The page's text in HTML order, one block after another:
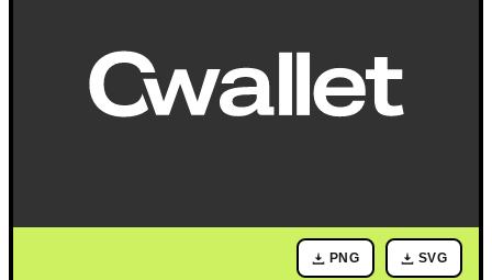
PNG SVG